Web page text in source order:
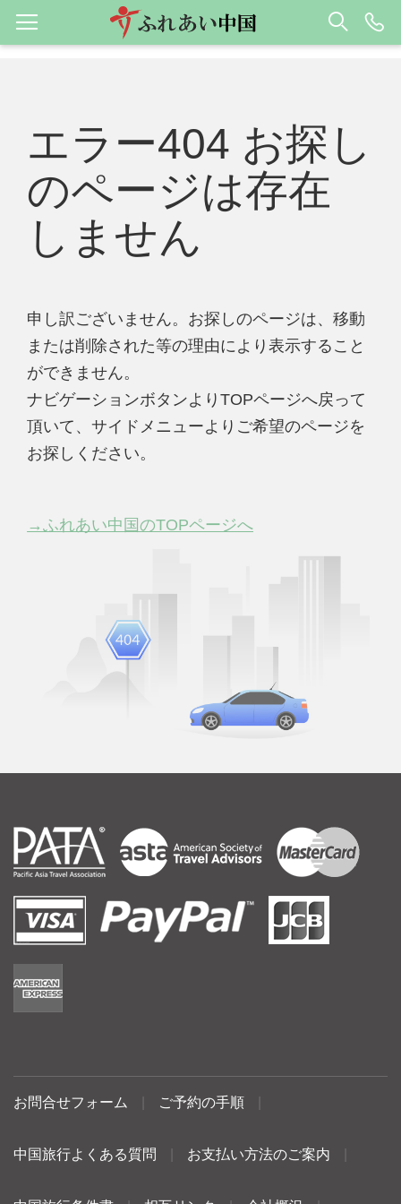
エラー404 お探し
のページは存在
しません
申し訳ございません。お探しのページは、移動
または削除された等の理由により表示すること
ができません。
ナビゲーションボタンよりTOPページへ戻って
頂いて、サイドメニューよりご希望のページを
お探しください。
→ふれあい中国のTOPページへ
お問合せフォーム ご予約の手順
中国旅行よくある質問 お支払い方法のご案内